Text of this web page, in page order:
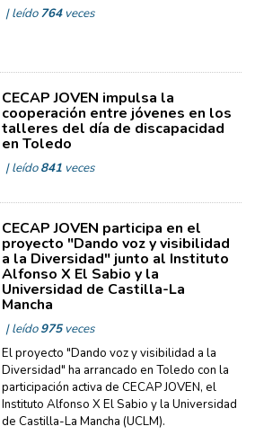
| leído764veces
CECAP JOVEN impulsa la
cooperación entre jóvenes en los
talleres del día de discapacidad
en Toledo
| leído841veces
CECAP JOVEN participa en el
proyecto "Dando voz y visibilidad
a la Diversidad" junto al Instituto
Alfonso X El Sabio y la
Universidad de Castilla-La
Mancha
| leído975veces
El proyecto "Dando voz y visibilidad a la
Diversidad" ha arrancado en Toledo con la
participación activa de CECAP JOVEN, el
Instituto Alfonso X El Sabio y la Universidad
de Castilla-La Mancha (UCLM).